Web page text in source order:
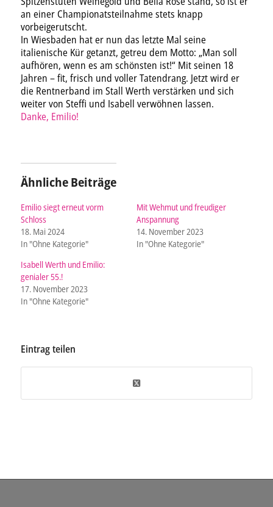
an einer Championatsteilnahme stets knapp
vorbeigerutscht.
In Wiesbaden hat er nun das letzte Mal seine
italienische Kür getanzt, getreu dem Motto: „Man soll
aufhören, wenn es am schönsten ist!“ Mit seinen 18
Jahren – fit, frisch und voller Tatendrang. Jetzt wird er
die Rentnerband im Stall Werth verstärken und sich
weiter von Steffi und Isabell verwöhnen lassen.
Danke, Emilio!
Ähnliche Beiträge
Emilio siegt erneut vorm
Schloss
18. Mai 2024
In "Ohne Kategorie"
Mit Wehmut und freudiger
Anspannung
14. November 2023
In "Ohne Kategorie"
Isabell Werth und Emilio:
genialer 55.!
17. November 2023
In "Ohne Kategorie"
Eintrag teilen